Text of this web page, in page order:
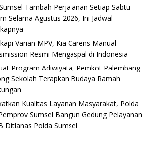
Tambah Perjalanan Setiap Sabtu
Selama Agustus 2026, Ini Jadwal
Varian MPV, Kia Carens Manual
Resmi Mengaspal di Indonesia
Program Adiwiyata, Pemkot Palembang
Sekolah Terapkan Budaya Ramah
Kualitas Layanan Masyarakat, Polda
Sumsel Bangun Gedung Pelayanan
Ditlanas Polda Sumsel